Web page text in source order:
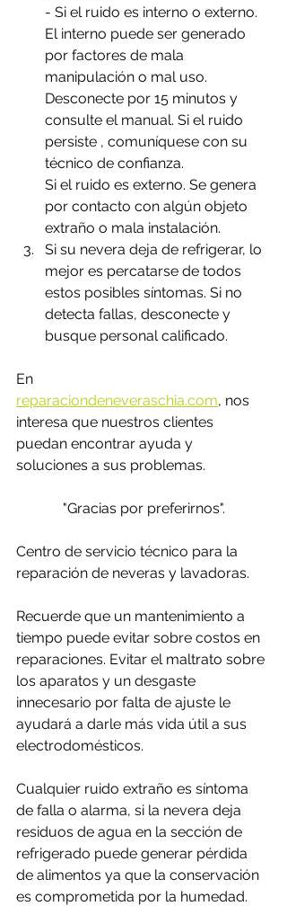
- Si el ruido es interno o externo.
El interno puede ser generado
por factores de mala
manipulación o mal uso.
Desconecte por 15 minutos y
consulte el manual. Si el ruido
persiste , comuníquese con su
técnico de confianza.
Si el ruido es externo. Se genera
por contacto con algún objeto
extraño o mala instalación.
Si su nevera deja de refrigerar, lo
mejor es percatarse de todos
estos posibles síntomas. Si no
detecta fallas, desconecte y
busque personal calificado.
En
reparaciondeneveraschia.com, nos
interesa que nuestros clientes
puedan encontrar ayuda y
soluciones a sus problemas.
"Gracias por preferirnos".
Centro de servicio técnico para la
reparación de neveras y lavadoras.
Recuerde que un mantenimiento a
tiempo puede evitar sobre costos en
reparaciones. Evitar el maltrato sobre
los aparatos y un desgaste
innecesario por falta de ajuste le
ayudará a darle más vida útil a sus
electrodomésticos.
Cualquier ruido extraño es síntoma
de falla o alarma, si la nevera deja
residuos de agua en la sección de
refrigerado puede generar pérdida
de alimentos ya que la conservación
es comprometida por la humedad.